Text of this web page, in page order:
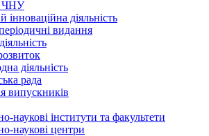
ЧНУ
інноваційна діяльність
видання
діяльність
рада
випускників
наукові інститути та факультети
наукові центри